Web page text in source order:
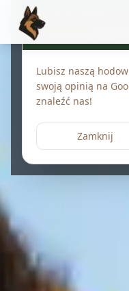
Lubisz naszą
swoją opinią na
znaleźć nas!
Zamknij